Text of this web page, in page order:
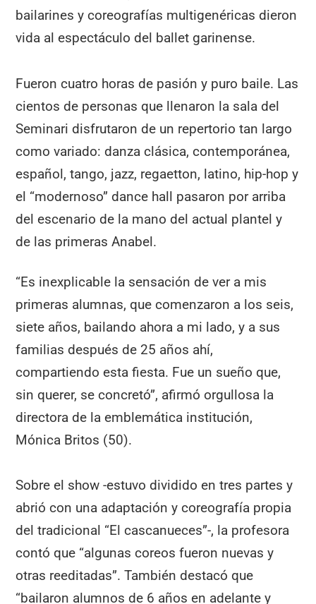
bailarines y coreografías multigenéricas dieron
vida al espectáculo del ballet garinense.
Fueron cuatro horas de pasión y puro baile. Las
cientos de personas que llenaron la sala del
Seminari disfrutaron de un repertorio tan largo
como variado: danza clásica, contemporánea,
español, tango, jazz, regaetton, latino, hip-hop y
el “modernoso” dance hall pasaron por arriba
del escenario de la mano del actual plantel y
de las primeras Anabel.
“Es inexplicable la sensación de ver a mis
primeras alumnas, que comenzaron a los seis,
siete años, bailando ahora a mi lado, y a sus
familias después de 25 años ahí,
compartiendo esta fiesta. Fue un sueño que,
sin querer, se concretó”, afirmó orgullosa la
directora de la emblemática institución,
Mónica Britos (50).
Sobre el show -estuvo dividido en tres partes y
abrió con una adaptación y coreografía propia
del tradicional “El cascanueces”-, la profesora
contó que “algunas coreos fueron nuevas y
otras reeditadas”. También destacó que
“bailaron alumnos de 6 años en adelante y